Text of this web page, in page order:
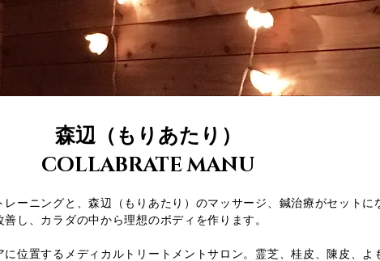
​​森辺（もりあたり）
COLLABRATE MANU
ーニングと、森辺（もりあたり）のマッサージ、鍼治療がセットに
し、カラダの中から理想のボディを作ります。
位置するメディカルトリートメントサロン。霊芝、桂皮、陳皮、よ